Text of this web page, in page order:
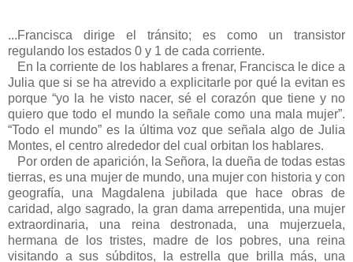
...Francisca dirige el tránsito; es como un transistor
regulando los estados 0 y 1 de cada corriente.
En la corriente de los hablares a frenar, Francisca le dice a
Julia que si se ha atrevido a explicitarle por qué la evitan es
porque “yo la he visto nacer, sé el corazón que tiene y no
quiero que todo el mundo la señale como una mala mujer”.
“Todo el mundo” es la última voz que señala algo de Julia
Montes, el centro alrededor del cual orbitan los hablares.
Por orden de aparición, la Señora, la dueña de todas estas
tierras, es una mujer de mundo, una mujer con historia y con
geografía, una Magdalena jubilada que hace obras de
caridad, algo sagrado, la gran dama arrepentida, una mujer
extraordinaria, una reina destronada, una mujerzuela,
hermana de los tristes, madre de los pobres, una reina
visitando a sus súbditos, la estrella que brilla más, una